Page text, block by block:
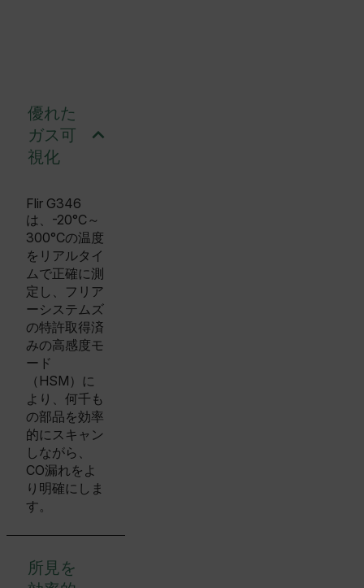
優れた
ガス可
視化
Flir G346
は、-20°C～
300°Cの温度
をリアルタイ
ムで正確に測
定し、フリア
ーシステムズ
の特許取得済
みの高感度モ
ード
（HSM）に
より、何千も
の部品を効率
的にスキャン
しながら、
CO漏れをよ
り明確にしま
す。
所見を